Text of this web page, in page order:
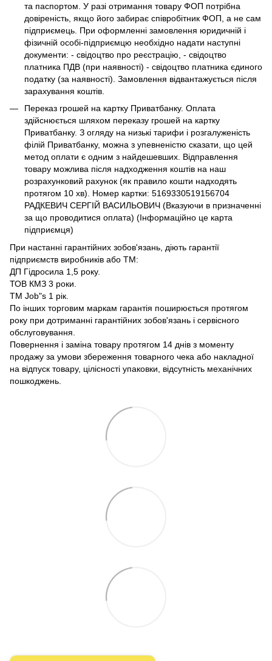
та паспортом. У разі отримання товару ФОП потрібна
довіреність, якщо його забирає співробітник ФОП, а не сам
підприємець. При оформленні замовлення юридичній і
фізичній особі-підприємцю необхідно надати наступні
документи: - свідоцтво про реєстрацію, - свідоцтво
платника ПДВ (при наявності) - свідоцтво платника єдиного
податку (за наявності). Замовлення відвантажується після
зарахування коштів.
Переказ грошей на картку Приватбанку. Оплата
здійснюється шляхом переказу грошей на картку
Приватбанку. З огляду на низькі тарифи і розгалуженість
філій Приватбанку, можна з упевненістю сказати, що цей
метод оплати є одним з найдешевших. Відправлення
товару можлива після надходження коштів на наш
розрахунковий рахунок (як правило кошти надходять
протягом 10 хв). Номер картки: 5169330519156704
РАДКЕВИЧ СЕРГІЙ ВАСИЛЬОВИЧ (Вказуючи в призначенні
за що проводитися оплата) (Інформаційно це карта
підприємця)
При настанні гарантійних зобов'язань, діють гарантії
підприємств виробників або ТМ:
ДП Гідросила 1,5 року.
ТОВ КМЗ 3 роки.
ТМ Job"s 1 рік.
По інших торговим маркам гарантія поширюється протягом
року при дотриманні гарантійних зобов'язань і сервісного
обслуговування.
Повернення і заміна товару протягом 14 днів з моменту
продажу за умови збереження товарного чека або накладної
на відпуск товару, цілісності упаковки, відсутність механічних
пошкоджень.